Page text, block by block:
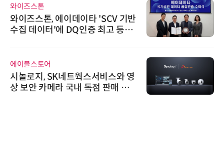
와이즈스톤
와이즈스톤, 에이데이타 'SCV 기반
수집 데이터'에 DQ인증 최고 등급
에이블스토어
시놀로지, SK네트웍스서비스와 영
상 보안 카메라 국내 독점 판매 파